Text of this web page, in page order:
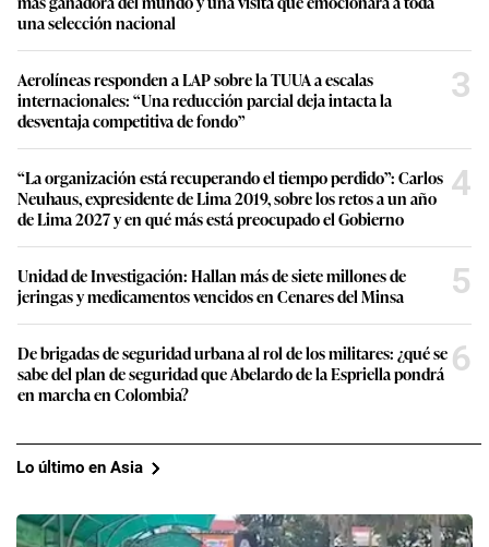
una selección nacional
Aerolíneas responden a LAP sobre la TUUA a escalas
internacionales: “Una reducción parcial deja intacta la
desventaja competitiva de fondo”
3
“La organización está recuperando el tiempo perdido”: Carlos
Neuhaus, expresidente de Lima 2019, sobre los retos a un año
de Lima 2027 y en qué más está preocupado el Gobierno
4
Unidad de Investigación: Hallan más de siete millones de
jeringas y medicamentos vencidos en Cenares del Minsa
5
De brigadas de seguridad urbana al rol de los militares: ¿qué se
sabe del plan de seguridad que Abelardo de la Espriella pondrá
en marcha en Colombia?
6
Lo último en Asia